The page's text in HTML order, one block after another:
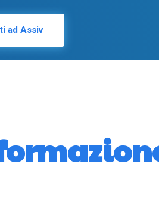
ad Assiv